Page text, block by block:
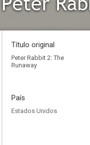
Título original
Peter Rabbit 2: The
Runaway
País
Estados Unidos